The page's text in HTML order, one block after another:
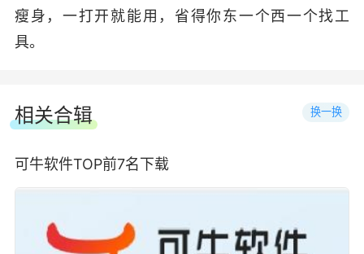
瘦身，一打开就能用，省得你东一个西一个找工
具。
相关合辑 换一换
可牛软件TOP前7名下载